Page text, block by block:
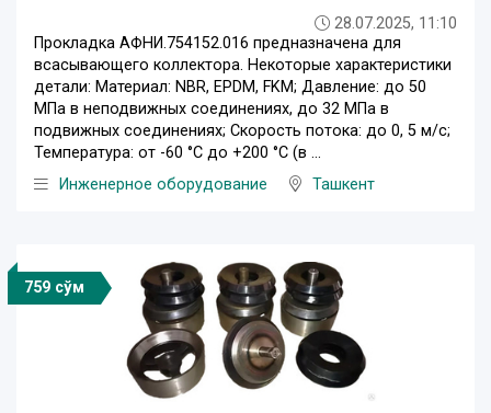
28.07.2025, 11:10
Прокладка АФНИ.754152.016 предназначена для
всасывающего коллектора. Некоторые характеристики
детали: Материал: NBR, EPDM, FKM; Давление: до 50
МПа в неподвижных соединениях, до 32 МПа в
подвижных соединениях; Скорость потока: до 0, 5 м/с;
Температура: от -60 °С до +200 °С (в ...
Инженерное оборудование
Ташкент
759 сўм